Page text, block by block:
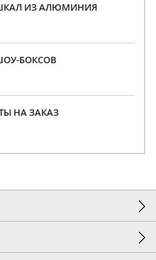
ИЗ АЛЮМИНИЯ
БОКСОВ
НА ЗАКАЗ